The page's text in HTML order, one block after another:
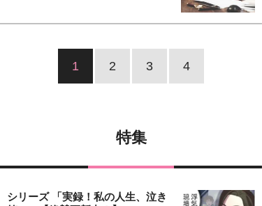
1 2 3 4
特集
シリーズ 「実録！私の人生、泣き